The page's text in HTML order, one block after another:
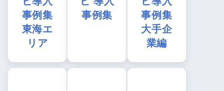
事例集
東海エ
リア
事例集
事例集
大手企
業編